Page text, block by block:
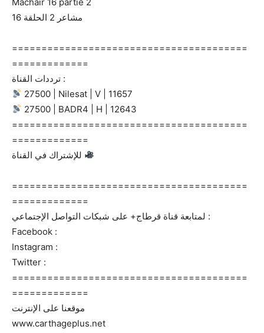
مشاعر 2 الحلقة 16
========================================
=============
ترددات القناة :
27500 | Nilesat | V | 11657
27500 | BADR4 | H | 12643
========================================
=============
========================================
=============
لمتابعة قناة قرطاج+ على شبكات التواصل الإجتماعي :
Facebook :
Instagram :
Twitter :
========================================
=============
موقعنا على الإنترنت
www.carthageplus.net